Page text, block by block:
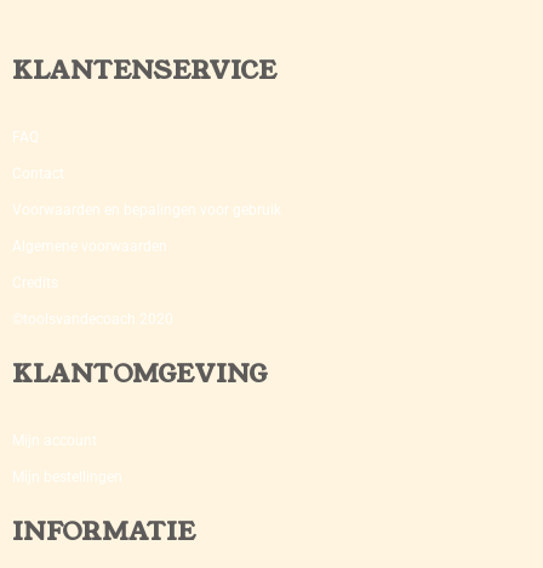
KLANTENSERVICE
FAQ
Contact
Voorwaarden en bepalingen voor gebruik
Algemene voorwaarden
Credits
©toolsvandecoach 2020
KLANTOMGEVING
Mijn account
Mijn bestellingen
INFORMATIE